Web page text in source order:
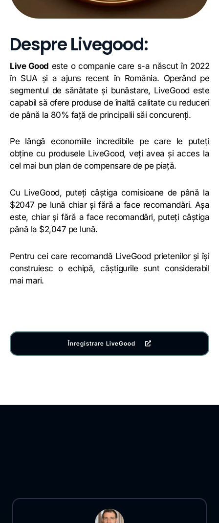
Despre Livegood:
Live Good este o companie care s-a născut în 2022
în SUA și a ajuns recent în România. Operând pe
segmentul de sănătate și bunăstare, LiveGood este
capabil să ofere produse de înaltă calitate cu reduceri
de până la 80% față de principalii săi concurenți.
Pe lângă economiile incredibile pe care le puteți
obține cu produsele LiveGood, veți avea și acces la
cel mai bun plan de compensare de pe piață.
Cu LiveGood, puteți câștiga comisioane de până la
$2047 pe lună chiar și fără a face recomandări. Așa
este, chiar și fără a face recomandări, puteți câștiga
până la $2,047 pe lună.
Pentru cei care recomandă LiveGood prietenilor și își
construiesc o echipă, câștigurile sunt considerabil
mai mari.
Înregistrare LiveGood